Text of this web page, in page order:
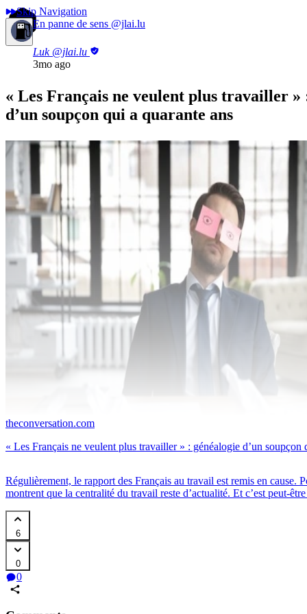
Skip Navigation
En panne de sens @jlai.lu
Luk @jlai.lu
3mo ago
« Les Français ne veulent plus travailler »
d’un soupçon qui a quarante ans
theconversation.com
« Les Français ne veulent plus travailler » : généalogie d’un soupçon
Régulièrement, le rapport des Français au travail est remis en cause.
montrent que la centralité du travail reste d’actualité. Et c’est peut-
6
0
0